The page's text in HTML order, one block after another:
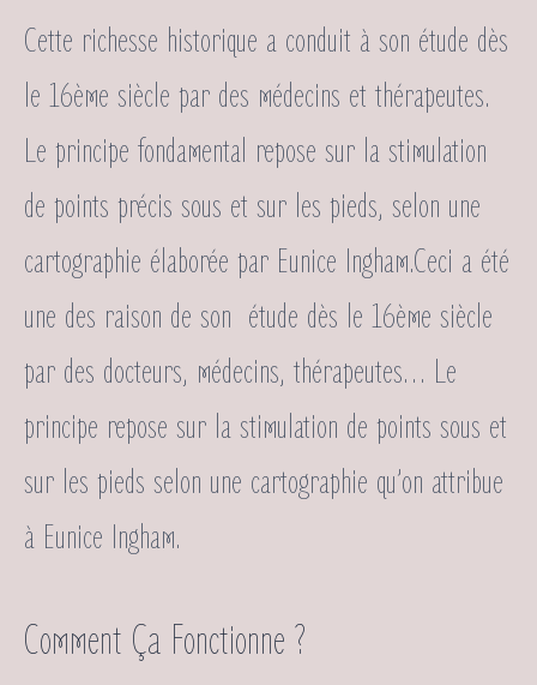
Cette richesse historique a conduit à son étude dès
le 16ème siècle par des médecins et thérapeutes.
Le principe fondamental repose sur la stimulation
de points précis sous et sur les pieds, selon une
cartographie élaborée par Eunice Ingham.Ceci a été
une des raison de son étude dès le 16ème siècle
par des docteurs, médecins, thérapeutes… Le
principe repose sur la stimulation de points sous et
sur les pieds selon une cartographie qu’on attribue
à Eunice Ingham.
Comment Ça Fonctionne ?